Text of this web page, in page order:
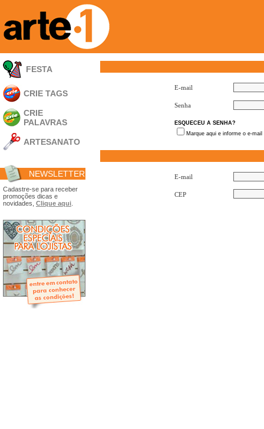
FESTA
CRIE TAGS
CRIE
PALAVRAS
ARTESANATO
Acrílico
Porta Retratos
Ferramentas
- Carimbões
- Embalagens
- Máscaras
- Espátulas
- Diversos
Álbuns
- Mini-Álbuns
- Páginas Mini
- Páginas Scrap
- Argolas
NEWSLETTER
Cadastre-se para receber
promoções dicas e
novidades, Clique aqui
E-mail
Senha
ESQUECEU A SENHA?
Marque aqui e informe o e-
E-mail
CEP